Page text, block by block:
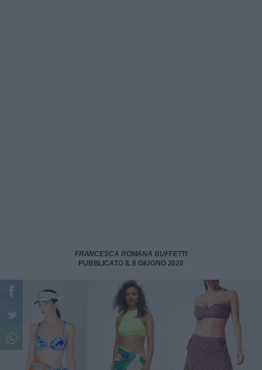
FRANCESCA ROMANA BUFFETTI
PUBBLICATO IL 8 GIUGNO 2020